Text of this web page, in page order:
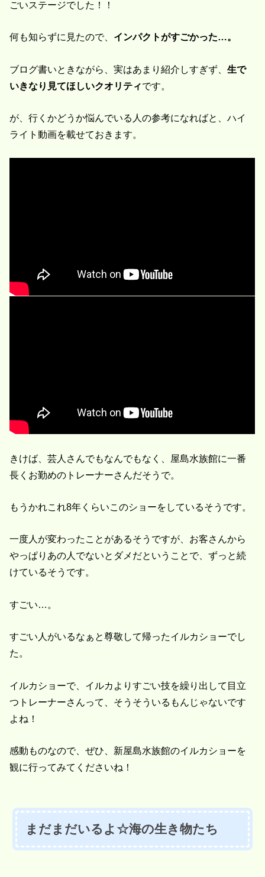
ごいステージでした！！
何も知らずに見たので、 インパクトがすごかった…。
ブログ書いときながら、実はあまり紹介しすぎず、生で
いきなり見てほしいクオリティです。
が、行くかどうか悩んでいる人の参考になればと、ハイ
ライト動画を載せておきます。
きけば、芸人さんでもなんでもなく、屋島水族館に一番
長くお勤めのトレーナーさんだそうで。
もうかれこれ8年くらいこのショーをしているそうです。
一度人が変わったことがあるそうですが、お客さんから
やっぱりあの人でないとダメだということで、ずっと続
けているそうです。
すごい…。
すごい人がいるなぁと尊敬して帰ったイルカショーでし
た。
イルカショーで、イルカよりすごい技を繰り出して目立
つトレーナーさんって、そうそういるもんじゃないです
よね！
感動ものなので、ぜひ、新屋島水族館のイルカショーを
観に行ってみてくださいね！
まだまだいるよ☆海の生き物たち